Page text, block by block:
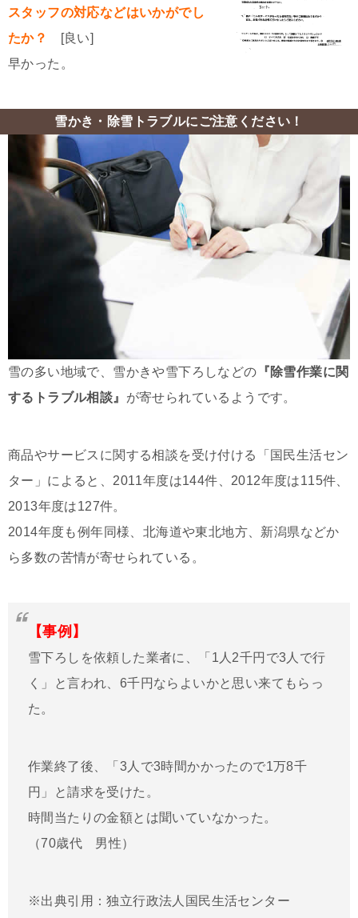
スタッフの対応などはいかがでし
たか？
[良い]
早かった。
雪かき・除雪トラブルにご注意ください！
雪の多い地域で、雪かきや雪下ろしなどの 『除雪作業に関
するトラブル相談』 が寄せられているようです。
商品やサービスに関する相談を受け付ける「国民生活セン
ター」によると、2011年度は144件、2012年度は115件、
2013年度は127件。
2014年度も例年同様、北海道や東北地方、新潟県などか
ら多数の苦情が寄せられている。
【事例】
雪下ろしを依頼した業者に、「1人2千円で3人で行
く」と言われ、6千円ならよいかと思い来てもらっ
た。
作業終了後、「3人で3時間かかったので1万8千
円」と請求を受けた。
時間当たりの金額とは聞いていなかった。
（70歳代 男性）
※出典引用：独立行政法人国民生活センター